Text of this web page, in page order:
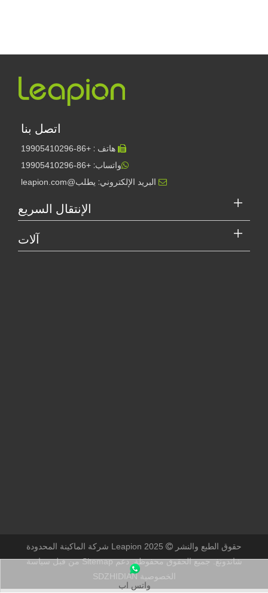
اتصل بنا
 هاتف : +86-
19905410296
واتساب: +86-19905410296
 البريد الإلكتروني: يطلب@leapion.com
واتس اب
الإنتقال السريع
آلات
حقوق الطبع والنشر 
2025 Leapion شركة الماكينة المحدودة
شاندونغ. جميع الحقوق محفوظة.دعمSitemap من قبل
سياسة
الخصوصيةSDZHIDIAN